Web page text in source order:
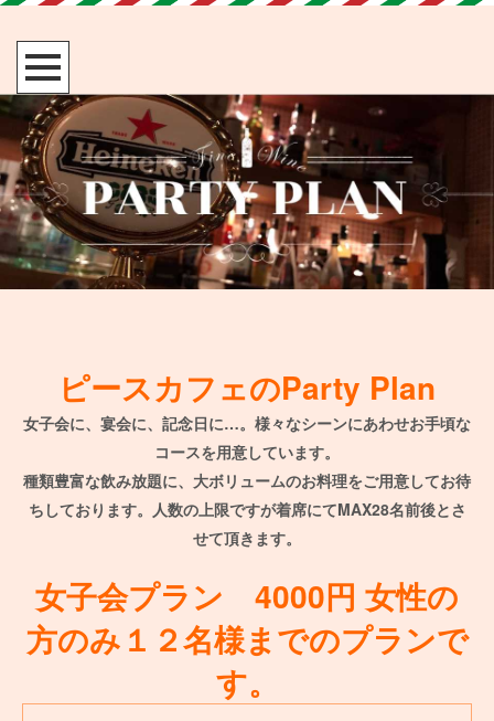
ピースカフェのParty Plan
女子会に、宴会に、記念日に…。様々なシーンにあわせお手頃な
コースを用意しています。
種類豊富な飲み放題に、大ボリュームのお料理をご用意してお待
ちしております。人数の上限ですが着席にてMAX28名前後とさ
せて頂きます。
女子会プラン 4000円 女性の
方のみ１２名様までのプランで
す。